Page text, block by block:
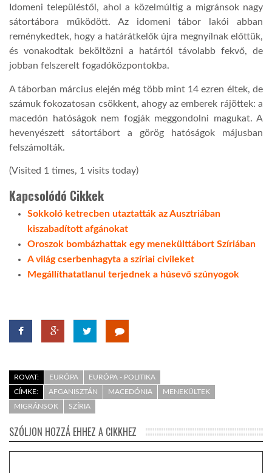
DOBRAVERO.HU
GLOBOBOOK
Idomeni településtől, ahol a közelmúltig a migránsok nagy
sátortábora működött. Az idomeni tábor lakói abban
reménykedtek, hogy a határátkelők újra megnyílnak előttük,
és vonakodtak beköltözni a határtól távolabb fekvő, de
jobban felszerelt fogadóközpontokba.
A táborban március elején még több mint 14 ezren éltek, de
számuk fokozatosan csökkent, ahogy az emberek rájöttek: a
macedón hatóságok nem fogják meggondolni magukat. A
hevenyészett sátortábort a görög hatóságok májusban
felszámolták.
(Visited 1 times, 1 visits today)
Kapcsolódó Cikkek
Sokkoló ketrecben utaztatták az Ausztriában
kiszabadított afgánokat
Oroszok bombázhattak egy menekülttábort Szíriában
A világ cserbenhagyta a szíriai civileket
Megállíthatatlanul terjednek a húsevő szúnyogok
ROVAT: EURÓPA
EURÓPA - POLITIKA
CÍMKE:
AFGANISZTÁN MACEDÓNIA
MENEKÜLTEK
MIGRÁNSOK
SZÍRIA
SZÓLJON HOZZÁ EHHEZ A CIKKHEZ